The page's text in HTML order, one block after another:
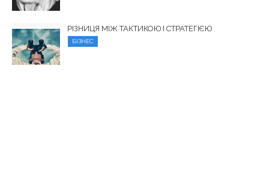
РІЗНИЦЯ МІЖ ТАКТИКОЮ І СТРАТЕГІЄЮ
БІЗНЕС